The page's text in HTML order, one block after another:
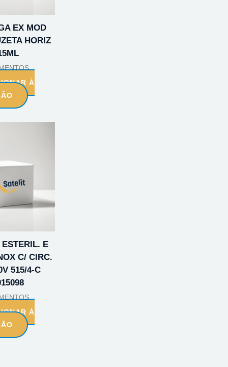
EX MOD
HORIZ
À
ESTERIL. E
C/ CIRC.
515/4-C
À